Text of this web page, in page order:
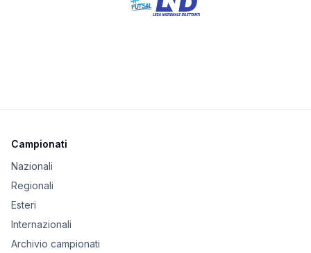
Campionati
Nazionali
Regionali
Esteri
Internazionali
Archivio campionati